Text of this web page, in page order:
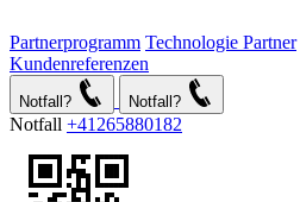
Partnerprogramm Technologie Partner
Kundenreferenzen
Notfall? Notfall?
Notfall +41265880182